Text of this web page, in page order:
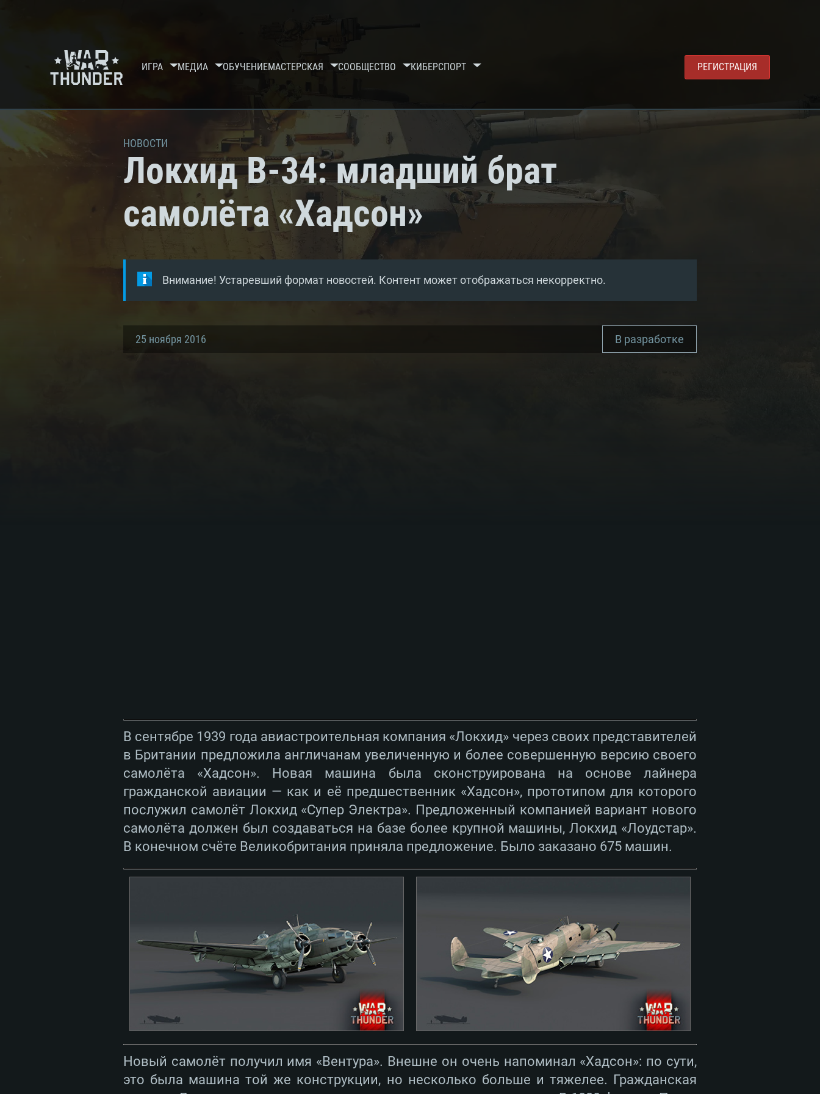
ИГРА МЕДИА ОБУЧЕНИЕМАСТЕРСКАЯ СООБЩЕСТВО КИБЕРСПОРТ РЕГИСТРАЦИЯ
НОВОСТИ
Локхид B-34: младший брат
самолёта «Хадсон»
Внимание! Устаревший формат новостей. Контент может отображаться некорректно.
25 ноября 2016 В разработке
В сентябре 1939 года авиастроительная компания «Локхид» через своих представителей
в Британии предложила англичанам увеличенную и более совершенную версию своего
самолёта «Хадсон». Новая машина была сконструирована на основе лайнера
гражданской авиации — как и её предшественник «Хадсон», прототипом для которого
послужил самолёт Локхид «Супер Электра». Предложенный компанией вариант нового
самолёта должен был создаваться на базе более крупной машины, Локхид «Лоудстар».
В конечном счёте Великобритания приняла предложение. Было заказано 675 машин.
Новый самолёт получил имя «Вентура». Внешне он очень напоминал «Хадсон»: по сути,
это была машина той же конструкции, но несколько больше и тяжелее. Гражданская